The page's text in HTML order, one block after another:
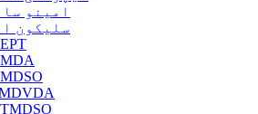
امینو
سلیکون